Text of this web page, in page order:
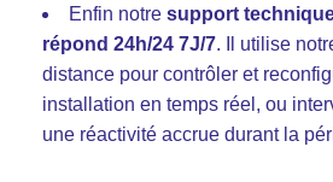
Enfin notre support
répond 24h/24 7J/7. Il utilise
distance pour contrôler et
installation en temps réel, ou
une réactivité accrue durant la